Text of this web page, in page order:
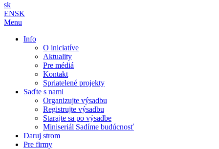
sk
ENSK
Menu
Info
O iniciatíve
Aktuality
Pre médiá
Kontakt
Spriatelené projekty
Saďte s nami
Organizujte výsadbu
Registrujte výsadbu
Starajte sa po výsadbe
Miniseriál Sadíme budúcnosť
Daruj strom
Pre firmy